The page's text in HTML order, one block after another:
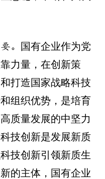
。 国有企业作为党
力量，在创新策
打造国家战略科技
组织优势，是培育
质量发展的中坚力
技创新是发展新质
技创新引领新质生
的主体，国有企业